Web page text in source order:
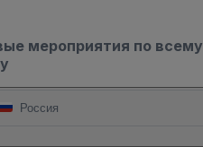
мероприятия по всему
Россия